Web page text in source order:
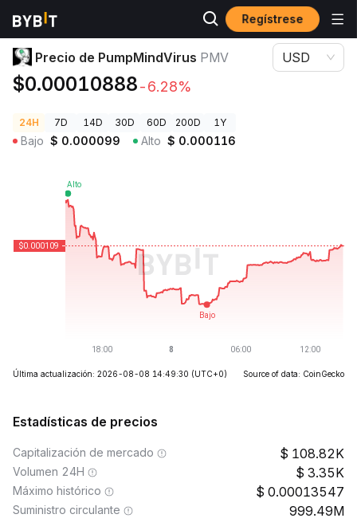
Regístrese
Precios de Criptomonedas Precio de PumpMindVirus PMV
Precio de PumpMindVirus PMV
$0.00010888-6.28%
USD
24H 7D 14D 30D 60D 200D 1Y
Bajo $ 0.000099 Alto $ 0.000116
Última actualización: 2026-08-08 14:49:30 (UTC+0) Source of data: CoinGecko
Estadísticas de precios
Capitalización de mercado 108.82K
Volumen 24H 3.35K
Máximo histórico 0.00013547
Suministro circulante 999.49M